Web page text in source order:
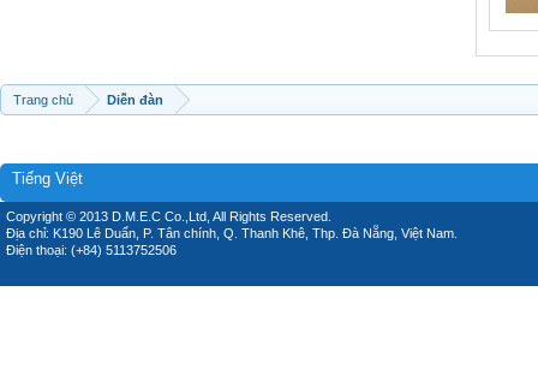
Trang chủ Diễn đàn
Tiếng Việt
Copyright © 2013 D.M.E.C Co.,Ltd, All Rights Reserved.
Địa chỉ: K190 Lê Duẩn, P. Tân chính, Q. Thanh Khê, Thp. Đà Nẵng, Việt Nam.
Điện thoại: (+84) 5113752506